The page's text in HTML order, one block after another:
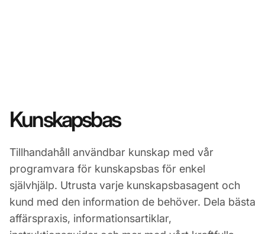
Kunskapsbas
Tillhandahåll användbar kunskap med vår
programvara för kunskapsbas för enkel
självhjälp. Utrusta varje kunskapsbasagent och
kund med den information de behöver. Dela bästa
affärspraxis, informationsartiklar,